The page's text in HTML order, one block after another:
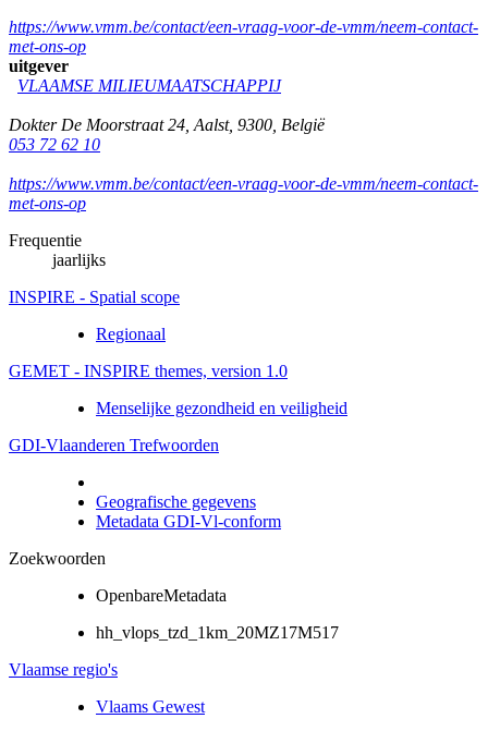
https://www.vmm.be/contact/een-vraag-voor-de-vmm/neem-contact-
met-ons-op
uitgever
VLAAMSE MILIEUMAATSCHAPPIJ
Dokter De Moorstraat 24 Aalst, 9300 België
053 72 62 10
https://www.vmm.be/contact/een-vraag-voor-de-vmm/neem-contact-
met-ons-op
Frequentie
jaarlijks
INSPIRE - Spatial scope
Regionaal
GEMET - INSPIRE themes, version 1.0
Menselijke gezondheid en veiligheid
GDI-Vlaanderen Trefwoorden
Geografische gegevens
Metadata GDI-Vl-conform
Zoekwoorden
OpenbareMetadata
hh_vlops_tzd_1km_20MZ17M517
Vlaamse regio's
Vlaams Gewest